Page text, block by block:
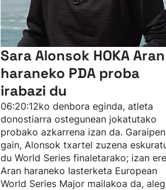
Sara Alonsok HOKA Aran
haraneko PDA proba
irabazi du
06:20:12ko denbora eginda, atleta
donostiarra ostegunean jokatutako
probako azkarrena izan da.
gain, Alonsok txartel zuzena
du World Series finaletarako; izan
Aran haraneko lasterketa European
World Series Major mailakoa da,